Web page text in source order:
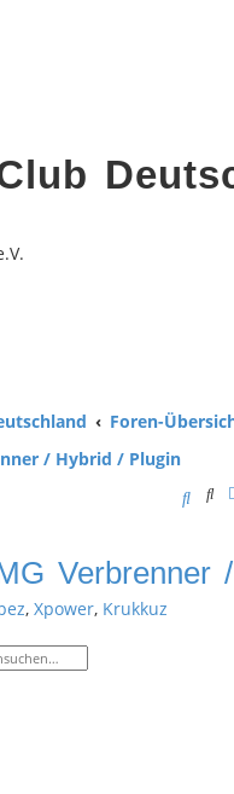
Foren-
/ Hybrid / Plugin
S
c
Verbrenner
, Xpower, Krukkuz